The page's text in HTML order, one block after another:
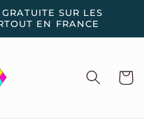
SUR LES
EN FRANCE
Panier